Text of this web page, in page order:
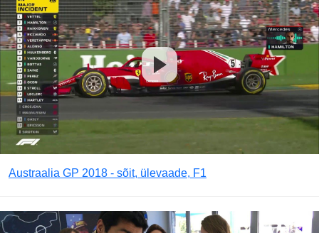
Austraalia GP 2018 - sõit, ülevaade, F1